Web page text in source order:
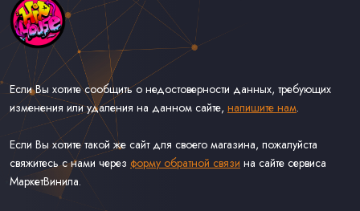
Если Вы хотите сообщить о недостоверности данных, требующих
изменения или удаления на данном сайте, напишите нам.
Если Вы хотите такой же сайт для своего магазина, пожалуйста
свяжитесь с нами через форму обратной связи на сайте сервиса
МаркетВинила.